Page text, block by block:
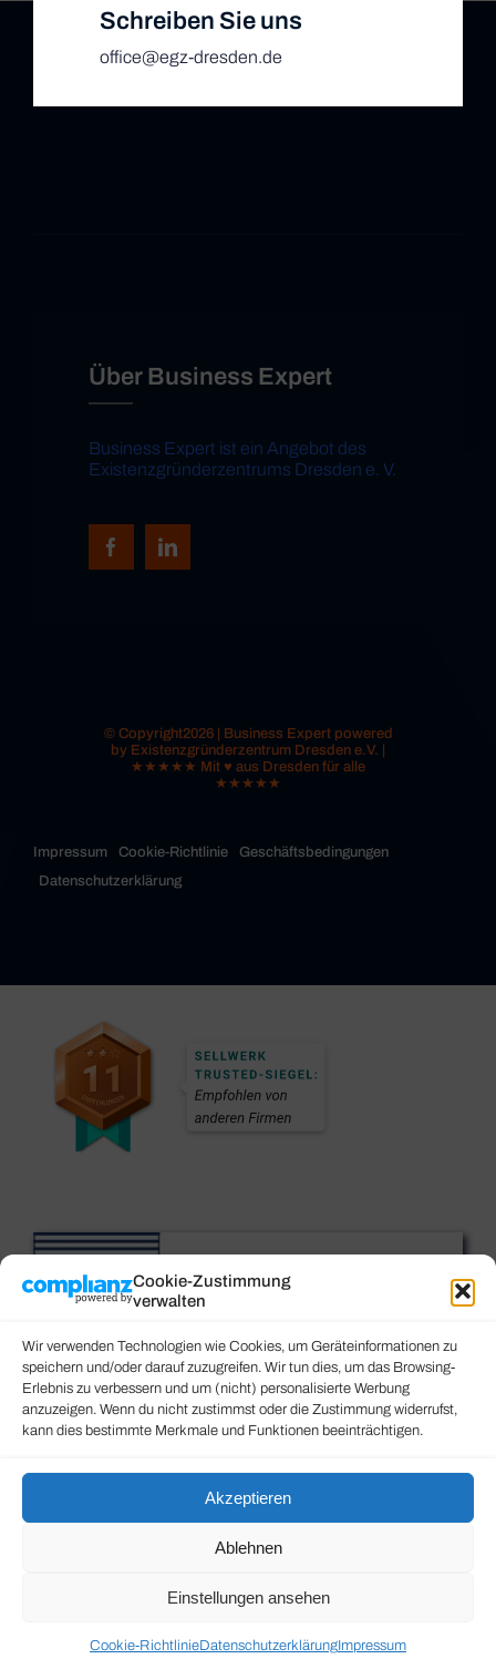
Cookie-Zustimmung
verwalten
Wir verwenden Technologien wie Cookies, um Geräteinformationen zu
speichern und/oder darauf zuzugreifen. Wir tun dies, um das Browsing-
Erlebnis zu verbessern und um (nicht) personalisierte Werbung
anzuzeigen. Wenn du nicht zustimmst oder die Zustimmung widerrufst,
kann dies bestimmte Merkmale und Funktionen beeinträchtigen.
Akzeptieren
Ablehnen
Einstellungen ansehen
Cookie-RichtlinieDatenschutzerklärung Impressum
Schreiben Sie uns
office@egz-dresden.de
Über Business Expert
Business Expert ist ein Angebot des
Existenzgründerzentrums Dresden e. V.
© Copyright2026 | Business Expert powered
by Existenzgründerzentrum Dresden e.V. |
★★★★★ Mit ♥ aus Dresden für alle
★★★★★
Impressum Cookie-Richtlinie
Geschäftsbedingungen
Datenschutzerklärung